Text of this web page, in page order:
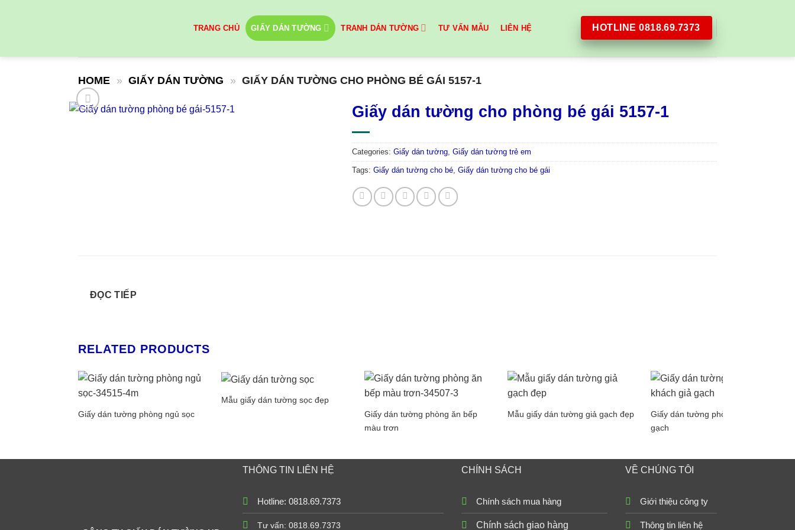
TRANG CHỦ GIẤY DÁN TƯỜNG TRANH DÁN TƯỜNG TƯ VẤN MẪU LIÊN HỆ HOTLINE 0818.69.7373
HOME » GIẤY DÁN TƯỜNG » GIẤY DÁN TƯỜNG CHO PHÒNG BÉ GÁI 5157-1
Giấy dán tường cho phòng bé gái 5157-1
Categories: Giấy dán tường, Giấy dán tường trẻ em
Tags: Giấy dán tường cho bé, Giấy dán tường cho bé gái
ĐỌC TIẾP
RELATED PRODUCTS
Giấy dán tường phòng ngủ sọc
Mẫu giấy dán tường sọc đẹp
Giấy dán tường phòng ăn bếp
màu trơn
Mẫu giấy dán tường giả gạch đẹp
Giấy dán tường phòng khách giả
gạch
THÔNG TIN LIÊN HỆ
Hotline: 0818.69.7373
Tư vấn: 0818.69.7373
CHÍNH SÁCH
Chính sách mua hàng
Chính sách giao hàng
VỀ CHÚNG TÔI
Giới thiệu công ty
Thông tin liên hệ